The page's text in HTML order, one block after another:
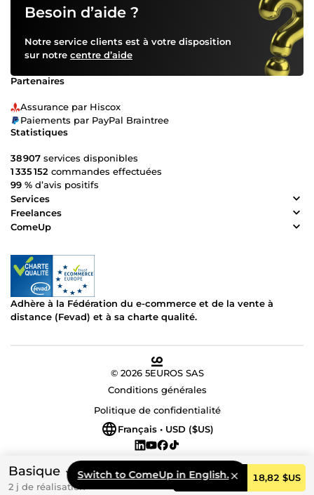
Basique
2 j de réalisation
Commander 18,82 $US
Switch to ComeUp in English.
Besoin d’aide ?
Notre service clients est à votre disposition
sur notre centre d’aide
Partenaires
Assurance par Hiscox
Paiements par PayPal Braintree
Statistiques
38 907 services disponibles
1 335 152 commandes effectuées
99 % d’avis positifs
Services
Freelances
ComeUp
Adhère à la Fédération du e-commerce et de la vente à
distance (Fevad) et à sa charte qualité.
© 2026 5EUROS SAS
Conditions générales
Politique de confidentialité
Français • USD ($US)